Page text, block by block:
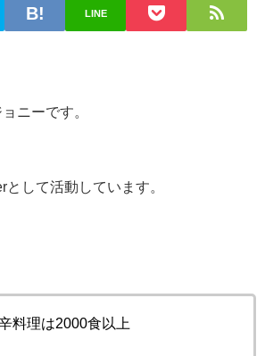
LINE
ニーです。
して活動しています。
料理は2000食以上